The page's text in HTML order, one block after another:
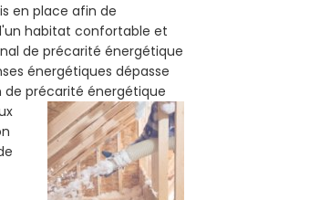
en place afin de
habitat confortable et
de précarité énergétique
énergétiques dépasse
de précarité énergétique